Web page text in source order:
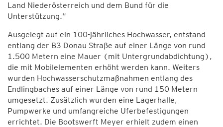
Land Niederösterreich und dem Bund für die
Unterstützung.“
Ausgelegt auf ein 100-jährliches Hochwasser, entstand
entlang der B3 Donau Straße auf einer Länge von rund
1.500 Metern eine Mauer (mit Untergrundabdichtung),
die mit Mobilelementen erhöht werden kann. Weiters
wurden Hochwasserschutzmaßnahmen entlang des
Endlingbaches auf einer Länge von rund 150 Metern
umgesetzt. Zusätzlich wurden eine Lagerhalle,
Pumpwerke und umfangreiche Uferbefestigungen
errichtet. Die Bootswerft Meyer erhielt zudem einen